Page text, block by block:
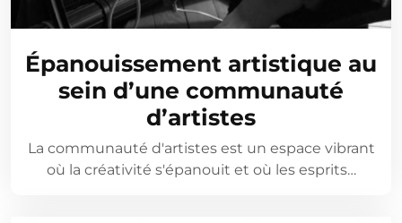
Épanouissement artistique au
sein d’une communauté
d’artistes
La communauté d'artistes est un espace vibrant
où la créativité s'épanouit et où les esprits…